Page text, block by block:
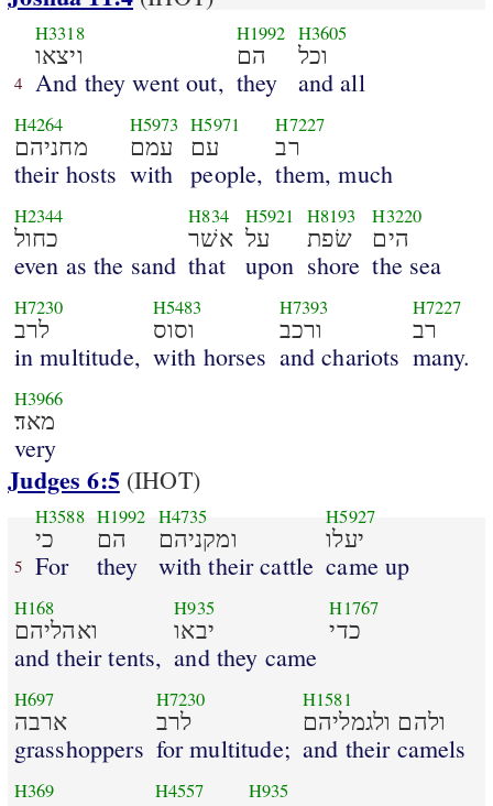
4
H3318
ויצאו
And they went out,
H1992
הם
they
H3605
וכל
and all
H4264
מחניהם
their hosts
H5973
עמם
with
H5971
עם
people,
H7227
רב
them, much
H2344
כחול
even as the sand
H834
אשׁר
that
H5921
על
upon
H8193
שׂפת
shore
H3220
הים
the sea
H7230
לרב
in multitude,
H5483
וסוס
with horses
H7393
ורכב
and chariots
H7227
רב
many.
H3966
מאד׃
very
Judges 6:5(IHOT)
5
H3588
כי
For
H1992
הם
they
H4735
ומקניהם
with their cattle
H5927
יעלו
came up
H168
ואהליהם
and their tents,
H935
יבאו
and they came
H1767
כדי
H697
ארבה
grasshoppers
H7230
לרב
for multitude;
H1581
ולהם ולגמליהם
and their camels
H369 H4557 H935